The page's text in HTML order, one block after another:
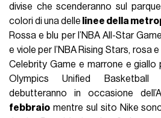
divise che scenderanno sul
colori di una delle linee della
Rossa e blu per l’NBA All-Star
e viole per l’NBA Rising Stars, rosa
Celebrity Game e marrone e giallo
Olympics Unified
debutteranno in occasione
febbraio mentre sul sito Nike